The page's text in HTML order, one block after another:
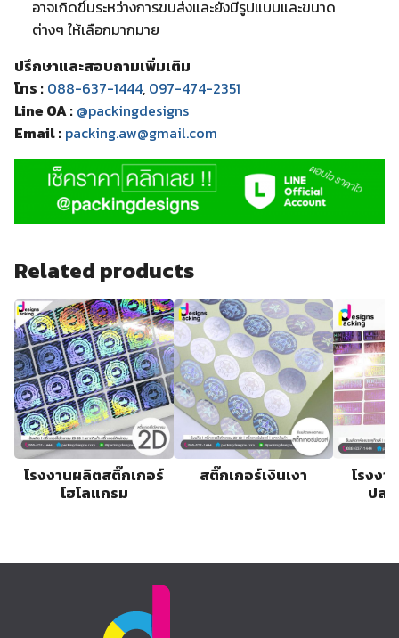
อาจเกิดขึ้นระหว่างการขนส่งและยังมีรูปแบบและขนาด
ต่างๆ ให้เลือกมากมาย
ปรึกษาและสอบถามเพิ่มเติม
โทร : 088-637-1444, 097-474-2351
Line OA : @packingdesigns
Email : packing.aw@gmail.com
Related products
โรงงานผลิตสติ๊กเกอร์
โฮโลแกรม
สติ๊กเกอร์เงินเงา
โรงง
ปล